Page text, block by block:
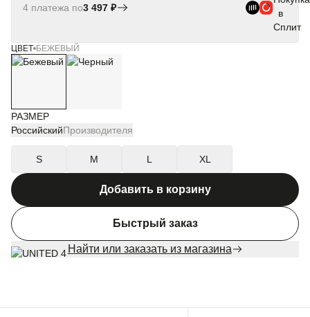
4 платежа по3 497 ₽
ЦВЕТ БЕЖЕВЫЙ
РАЗМЕР
РоссийскийПроизводителя
S M L XL
Добавить в корзину
Быстрый заказ
Найти или заказать из магазина